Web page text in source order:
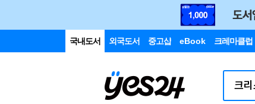
국내도서 외국도서 중고샵 eBook 크레마클럽